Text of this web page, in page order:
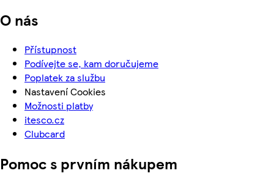
O nás
Přístupnost
Podívejte se, kam doručujeme
Poplatek za službu
Nastavení Cookies
Možnosti platby
itesco.cz
Clubcard
Pomoc s prvním nákupem